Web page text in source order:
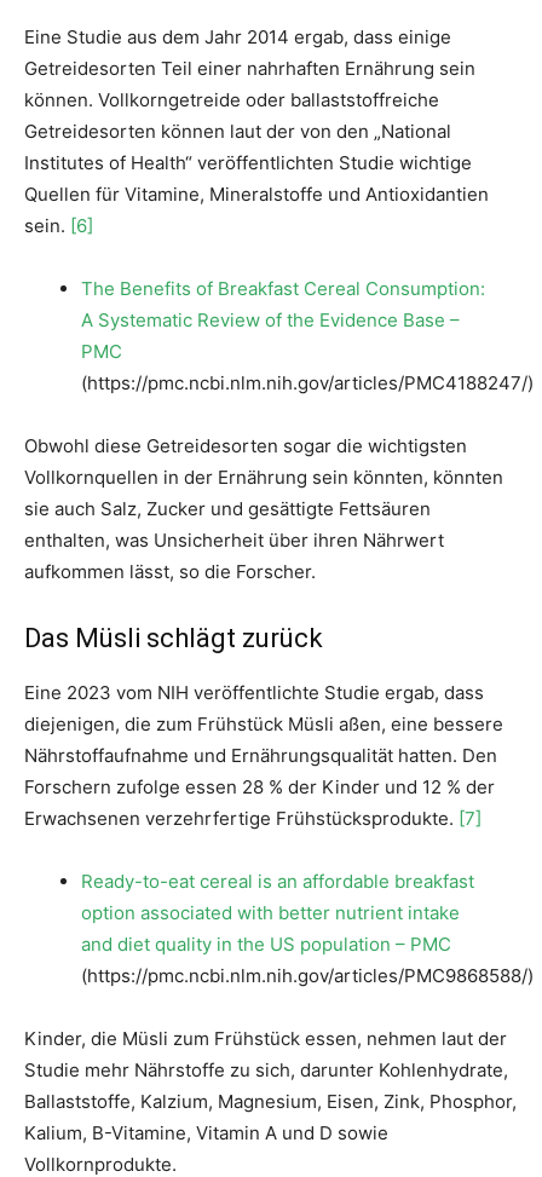
Eine Studie aus dem Jahr 2014 ergab, dass einige
Getreidesorten Teil einer nahrhaften Ernährung sein
können. Vollkorngetreide oder ballaststoffreiche
Getreidesorten können laut der von den „National
Institutes of Health“ veröffentlichten Studie wichtige
Quellen für Vitamine, Mineralstoffe und Antioxidantien
sein. [6]
The Benefits of Breakfast Cereal Consumption:
A Systematic Review of the Evidence Base –
PMC
(https://pmc.ncbi.nlm.nih.gov/articles/PMC4188247/)
Obwohl diese Getreidesorten sogar die wichtigsten
Vollkornquellen in der Ernährung sein könnten, könnten
sie auch Salz, Zucker und gesättigte Fettsäuren
enthalten, was Unsicherheit über ihren Nährwert
aufkommen lässt, so die Forscher.
Das Müsli schlägt zurück
Eine 2023 vom NIH veröffentlichte Studie ergab, dass
diejenigen, die zum Frühstück Müsli aßen, eine bessere
Nährstoffaufnahme und Ernährungsqualität hatten. Den
Forschern zufolge essen 28 % der Kinder und 12 % der
Erwachsenen verzehrfertige Frühstücksprodukte. [7]
Ready-to-eat cereal is an affordable breakfast
option associated with better nutrient intake
and diet quality in the US population – PMC
(https://pmc.ncbi.nlm.nih.gov/articles/PMC9868588/)
Kinder, die Müsli zum Frühstück essen, nehmen laut der
Studie mehr Nährstoffe zu sich, darunter Kohlenhydrate,
Ballaststoffe, Kalzium, Magnesium, Eisen, Zink, Phosphor,
Kalium, B-Vitamine, Vitamin A und D sowie
Vollkornprodukte.